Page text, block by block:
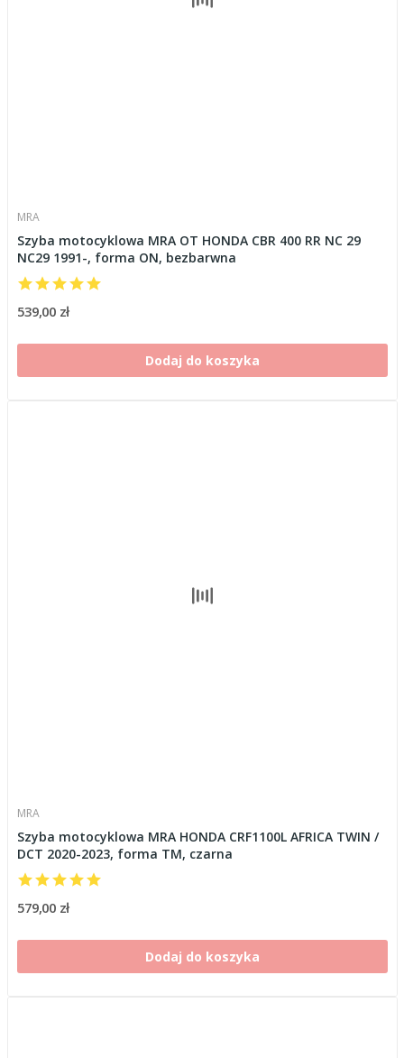
MRA
Szyba motocyklowa MRA OT HONDA CBR 400 RR NC 29
NC29 1991-, forma ON, bezbarwna
539,00 zł
Dodaj do koszyka
MRA
Szyba motocyklowa MRA HONDA CRF1100L AFRICA TWIN /
DCT 2020-2023, forma TM, czarna
579,00 zł
Dodaj do koszyka